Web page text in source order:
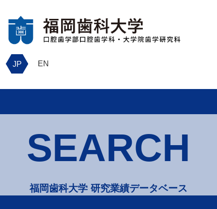
JP EN
SEARCH
福岡歯科大学 研究業績データベース